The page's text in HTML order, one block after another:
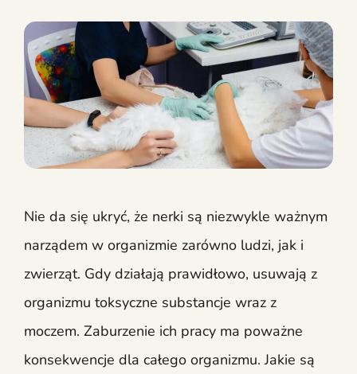
Nie da się ukryć, że nerki są niezwykle ważnym
narządem w organizmie zarówno ludzi, jak i
zwierząt. Gdy działają prawidłowo, usuwają z
organizmu toksyczne substancje wraz z
moczem. Zaburzenie ich pracy ma poważne
konsekwencje dla całego organizmu. Jakie są